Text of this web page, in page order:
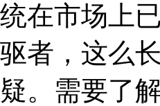
统在市场上
驱者，这么
疑。需要了